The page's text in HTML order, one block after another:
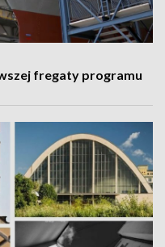
fregaty programu